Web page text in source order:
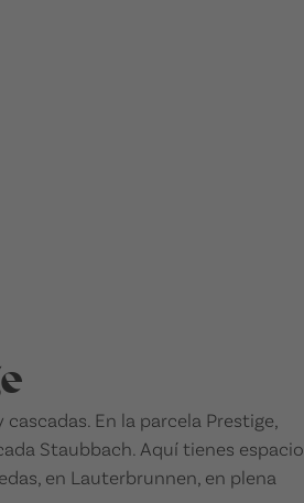
En la parcela Prestige,
Staubbach. Aquí tienes espacio
en Lauterbrunnen, en plena